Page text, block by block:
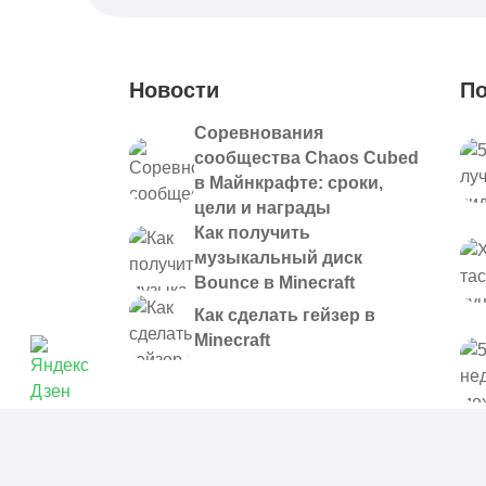
Новости
Соревнования
сообщества Chaos Cubed
в Майнкрафте: сроки,
цели и награды
Как получить
музыкальный диск
Bounce в Minecraft
Как сделать гейзер в
Minecraft